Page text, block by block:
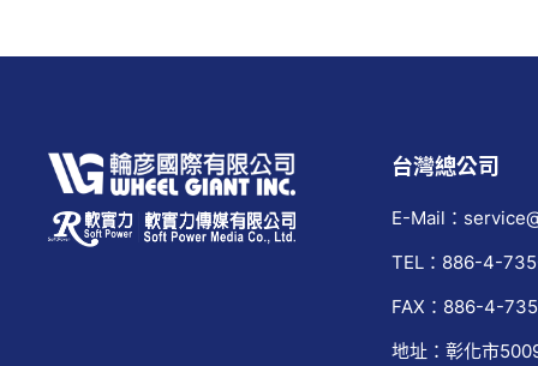
台灣總公司
E-Mail：
TEL：886-4-
FAX：886-4-
地址：彰化市